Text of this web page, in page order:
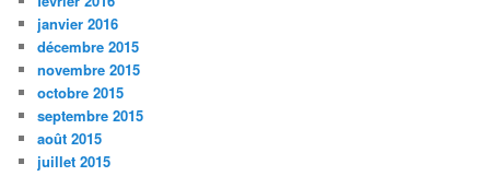
janvier 2016
décembre 2015
novembre 2015
octobre 2015
septembre 2015
août 2015
juillet 2015